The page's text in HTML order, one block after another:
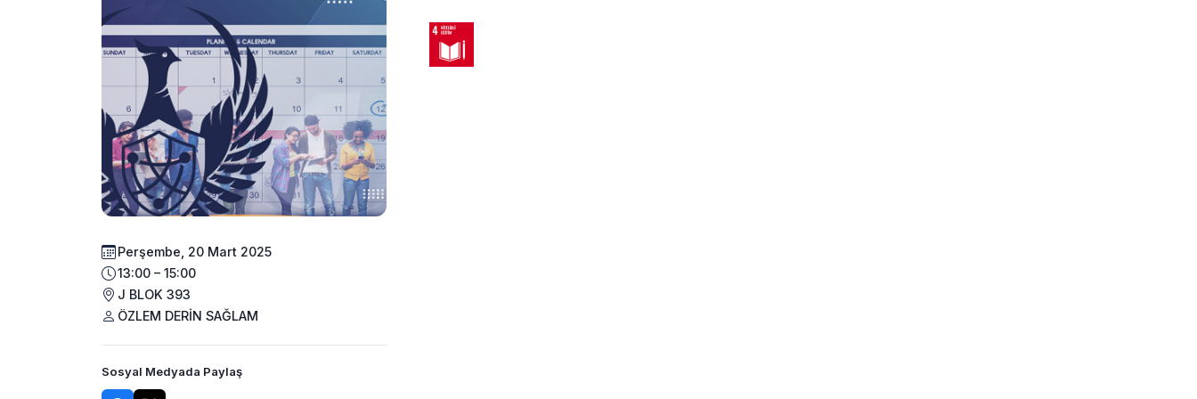
Perşembe, 20 Mart 2025
13:00 – 15:00
J BLOK 393
ÖZLEM DERİN SAĞLAM
Sosyal Medyada Paylaş